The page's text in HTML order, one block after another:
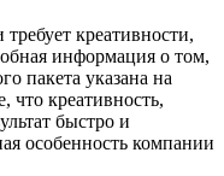
требует креативности,
информация о том,
пакета указана на
что креативность,
быстро и
особенность компании